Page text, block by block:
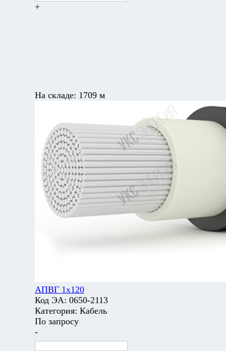
+
На складе: 1709 м
АПВГ 1х120
Код ЭА: 0650-2113
Категория: Кабель
По запросу
-